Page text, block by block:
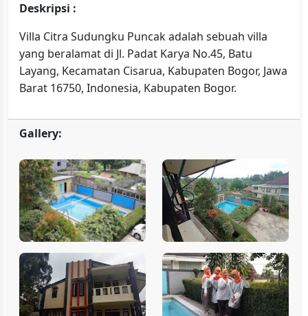
Deskripsi :
Villa Citra Sudungku Puncak adalah sebuah villa
yang beralamat di Jl. Padat Karya No.45, Batu
Layang, Kecamatan Cisarua, Kabupaten Bogor, Jawa
Barat 16750, Indonesia, Kabupaten Bogor.
Gallery: